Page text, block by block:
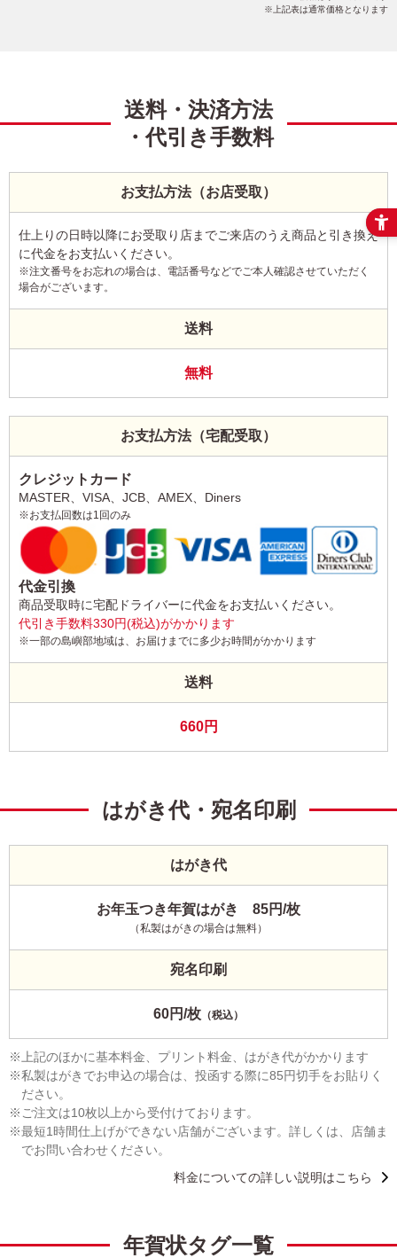
上記表は通常価格となります
送料・決済方法
・代引き手数料
お支払方法（お店受取）
仕上りの日時以降にお受取り店までご来店のうえ商品と引き換え
に代金をお支払いください。
※注文番号をお忘れの場合は、電話番号などでご本人確認させていただく
場合がございます。
送料
無料
お支払方法（宅配受取）
クレジットカード
MASTER、VISA、JCB、AMEX、Diners
※お支払回数は1回のみ
代金引換
商品受取時に宅配ドライバーに代金をお支払いください。
代引き手数料330円(税込)がかかります
※一部の島嶼部地域は、お届けまでに多少お時間がかかります
送料
660円
はがき代・宛名印刷
はがき代
お年玉つき年賀はがき 85円/枚
（私製はがきの場合は無料）
宛名印刷
60円/枚 （税込）
上記のほかに基本料金、プリント料金、はがき代がかかります
私製はがきでお申込の場合は、投函する際に85円切手をお貼りく
ださい。
ご注文は10枚以上から受付けております。
最短1時間仕上げができない店舗がございます。詳しくは、店舗ま
でお問い合わせください。
料金についての詳しい説明はこちら
年賀状タグ一覧